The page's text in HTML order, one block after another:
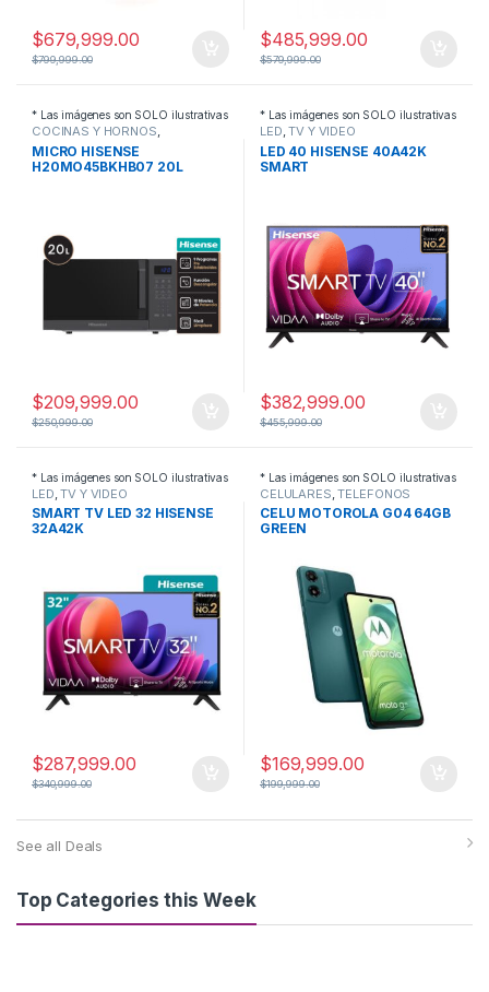
$679,999.00
$799,999.00
$485,999.00
$579,999.00
* Las imágenes son SOLO ilustrativas
COCINAS Y HORNOS,
MICROONDAS
MICRO HISENSE
H20MO45BKHB07 20L
$209,999.00
$250,999.00
* Las imágenes son SOLO ilustrativas
LED,TV Y VIDEO
LED 40 HISENSE 40A42K
SMART
$382,999.00
$455,999.00
* Las imágenes son SOLO ilustrativas
LED ,TV Y VIDEO
SMART TV LED 32 HISENSE
32A42K
$287,999.00
$340,999.00
* Las imágenes son SOLO ilustrativas
CELULARES ,TELEFONOS
CELU MOTOROLA G04 64GB
GREEN
$169,999.00
$199,999.00
See all Deals
Top Categories this Week